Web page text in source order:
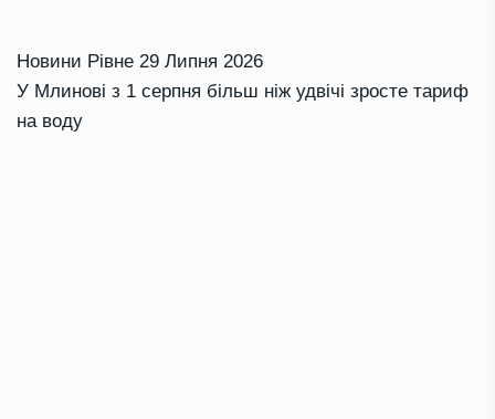
Новини Рівне 29 Липня 2026
У Млинові з 1 серпня більш ніж удвічі зросте тариф
на воду